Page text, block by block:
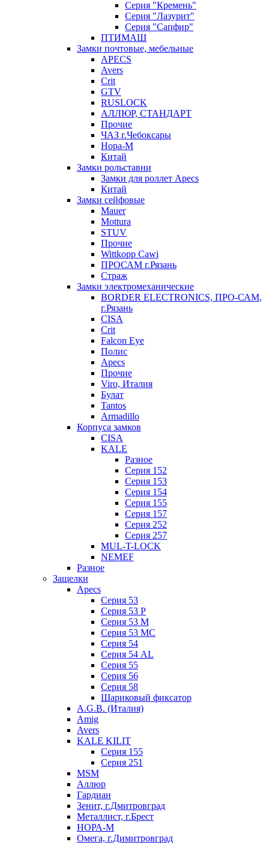
Серия "Кремень"
Серия "Лазурит"
Серия "Сапфир"
ПТИМАШ
Замки почтовые, мебельные
APECS
Avers
Crit
GTV
RUSLOCK
АЛЛЮР, СТАНДАРТ
Прочие
ЧАЗ г.Чебоксары
Нора-М
Китай
Замки рольставни
Замки для роллет Apecs
Китай
Замки сейфовые
Mauer
Mottura
STUV
Прочие
Wittkopp Cawi
ПРОСАМ г.Рязань
Страж
Замки электромеханические
BORDER ELECTRONICS, ПРО-САМ,
г.Рязань
CISA
Crit
Falcon Eye
Полис
Apecs
Прочие
Viro, Италия
Булат
Tantos
Armadillo
Корпуса замков
CISA
KALE
Разное
Серия 152
Серия 153
Серия 154
Серия 155
Серия 157
Серия 252
Серия 257
MUL-T-LOCK
NEMEF
Разное
Защелки
Apecs
Серия 53
Серия 53 P
Серия 53 М
Серия 53 МC
Серия 54
Серия 54 AL
Серия 55
Серия 56
Серия 58
Шариковый фиксатор
A.G.B. (Италия)
Amig
Avers
KALE KILIT
Серия 155
Серия 251
MSM
Аллюр
Гардиан
Зенит, г.Дмитровград
Металлист, г.Брест
НОРА-М
Омега, г.Димитровград